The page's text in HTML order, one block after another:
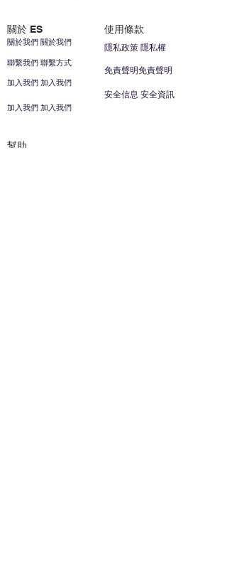
關於 ES 使用條款
聯繫我們 聯繫方式
加入我們 加入我們
關於我們 關於我們
加入我們 加入我們
安全信息 安全資訊
免責聲明免責聲明
隱私政策 隱私權
幫助